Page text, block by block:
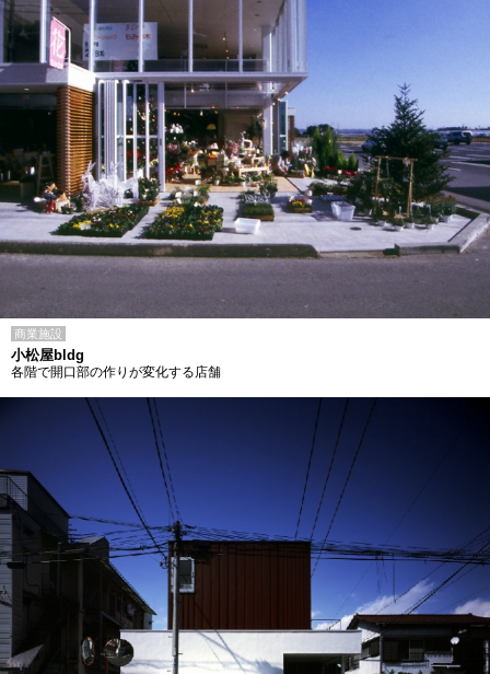
商業施設
小松屋bldg
各階で開口部の作りが変化する店舗